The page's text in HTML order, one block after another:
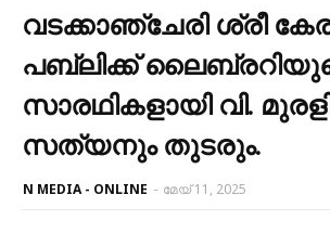
വടക്കാഞ്ചേരി ശ്രീ
പബ്ലിക്ക്
സാരഥികളായി വി.
സത്യനും തുടരും.
N MEDIA - ONLINE - മേയ് 11, 2025